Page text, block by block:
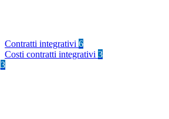
Contratti integrativi 6
Costi contratti integrativi 3
3